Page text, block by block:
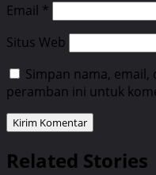
Email *
Situs Web
Simpan nama, email,
peramban ini untuk
Related Stories